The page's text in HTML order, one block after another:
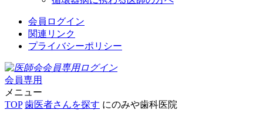
会員ログイン
関連リンク
プライバシーポリシー
会員専用
メニュー
TOP 歯医者さんを探す にのみや歯科医院